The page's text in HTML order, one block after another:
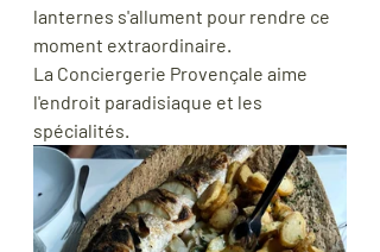
lanternes s'allument pour rendre ce
moment extraordinaire.
La Conciergerie Provençale aime
l'endroit paradisiaque et les
spécialités.